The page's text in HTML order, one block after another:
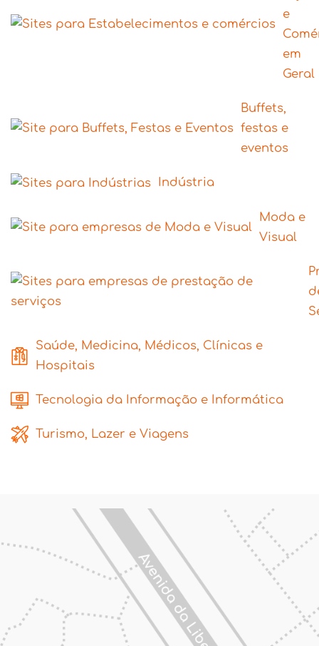
e
em
Geral
Buffets,
festas e
eventos
Indústria
Moda e
Visual
Saúde, Medicina, Médicos, Clínicas e
Hospitais
Tecnologia da Informação e Informática
Turismo, Lazer e Viagens